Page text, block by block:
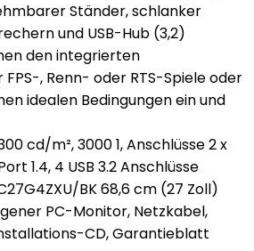
Ständer, schlanker
und USB-Hub (3,2)
den integrierten
, Renn- oder RTS-Spiele oder
idealen Bedingungen ein und
cd/m², 3000 1, Anschlüsse 2 x
1.4, 4 USB 3.2 Anschlüsse
BK 68,6 cm (27 Zoll)
PC-Monitor, Netzkabel,
CD, Garantieblatt